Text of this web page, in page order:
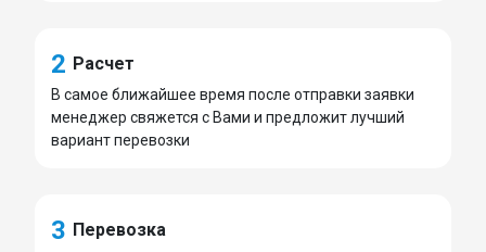
2 Расчет
В самое ближайшее время после отправки заявки
менеджер свяжется с Вами и предложит лучший
вариант перевозки
3 Перевозка